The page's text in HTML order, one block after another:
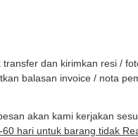
dan kirimkan resi /
balasan invoice / nota
akan kami kerjakan
60 hari untuk barang tidak